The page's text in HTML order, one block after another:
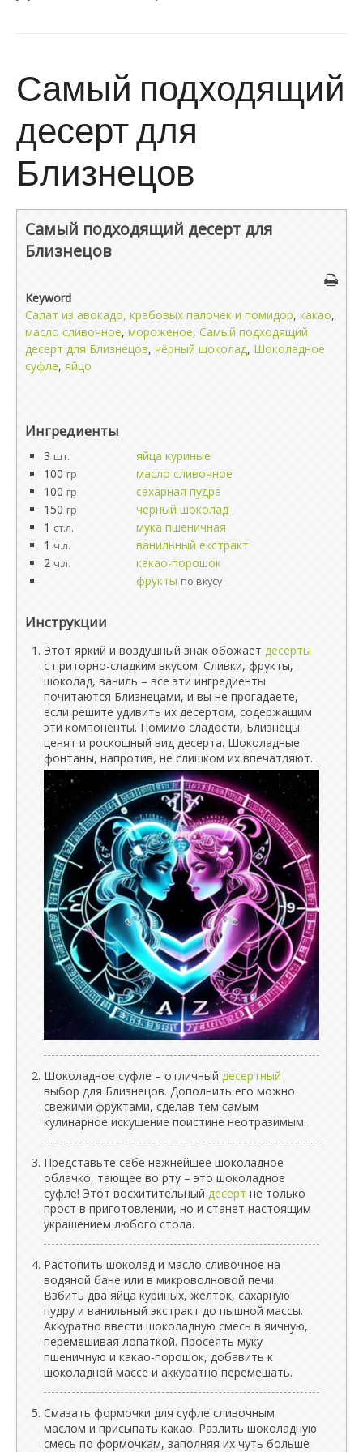
Самый подходящий
десерт для
Близнецов
Самый подходящий десерт для
Близнецов
Keyword
Cалат из авокадо, крабовых палочек и помидор, какао,
масло сливочное, мороженое, Самый подходящий
десерт для Близнецов, чёрный шоколад, Шоколадное
суфле, яйцо
Ингредиенты
3 шт.
яйца куриные
100 гр
масло сливочное
100 гр
сахарная пудра
150 гр
черный шоколад
1 ст.л.
мука пшеничная
1 ч.л.
ванильный екстракт
2 ч.л.
какао-порошок
фрукты по вкусу
Инструкции
Этот яркий и воздушный знак обожает десерты
с приторно-сладким вкусом. Сливки, фрукты,
шоколад, ваниль – все эти ингредиенты
почитаются Близнецами, и вы не прогадаете,
если решите удивить их десертом, содержащим
эти компоненты. Помимо сладости, Близнецы
ценят и роскошный вид десерта. Шоколадные
фонтаны, напротив, не слишком их впечатляют.
Шоколадное суфле – отличный десертный
выбор для Близнецов. Дополнить его можно
свежими фруктами, сделав тем самым
кулинарное искушение поистине неотразимым.
Представьте себе нежнейшее шоколадное
облачко, тающее во рту – это шоколадное
суфле! Этот восхитительный десерт не только
прост в приготовлении, но и станет настоящим
украшением любого стола.
Растопить шоколад и масло сливочное на
водяной бане или в микроволновой печи.
Взбить два яйца куриных, желток, сахарную
пудру и ванильный экстракт до пышной массы.
Аккуратно ввести шоколадную смесь в яичную,
перемешивая лопаткой. Просеять муку
пшеничную и какао-порошок, добавить к
шоколадной массе и аккуратно перемешать.
Смазать формочки для суфле сливочным
маслом и присыпать какао. Разлить шоколадную
смесь по формочкам, заполняя их чуть больше